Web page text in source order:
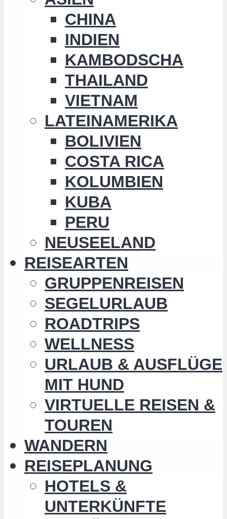
CHINA
INDIEN
KAMBODSCHA
THAILAND
VIETNAM
LATEINAMERIKA
BOLIVIEN
COSTA RICA
KOLUMBIEN
KUBA
PERU
NEUSEELAND
REISEARTEN
GRUPPENREISEN
SEGELURLAUB
ROADTRIPS
WELLNESS
URLAUB & AUSFLÜGE
MIT HUND
VIRTUELLE REISEN &
TOUREN
WANDERN
REISEPLANUNG
HOTELS &
UNTERKÜNFTE